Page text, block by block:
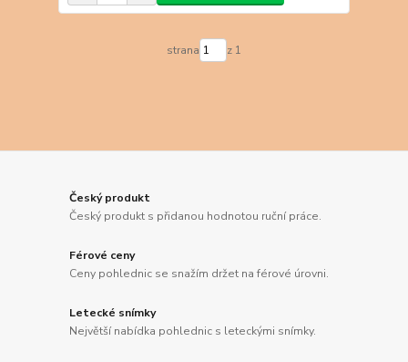
strana z 1
Český produkt
Český produkt s přidanou hodnotou ruční práce.
Férové ceny
Ceny pohlednic se snažím držet na férové úrovni.
Letecké snímky
Největší nabídka pohlednic s leteckými snímky.